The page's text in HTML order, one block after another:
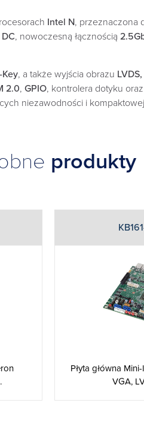
Intel N, przeznaczona
, nowoczesną łącznością
Key, a także wyjścia obrazu
2.0, GPIO, kontrolera dotyku
niezawodności i
produkty
Płyta główna
VGA,